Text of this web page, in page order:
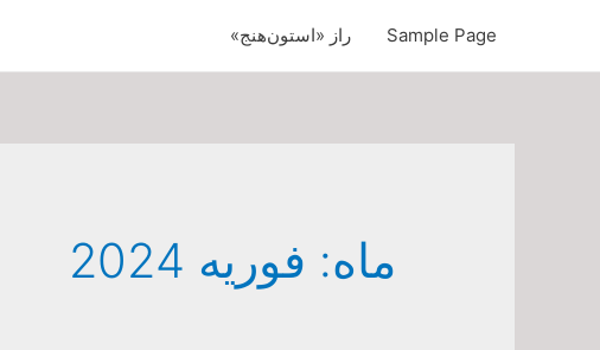
Sample Page راز «استون‌هنج»
ماه: فوریه 2024